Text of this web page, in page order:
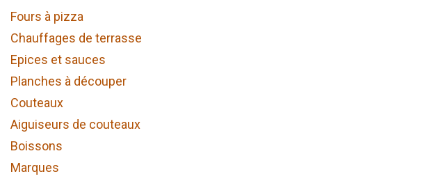
Fours à pizza
Chauffages de terrasse
Epices et sauces
Planches à découper
Couteaux
Aiguiseurs de couteaux
Boissons
Marques